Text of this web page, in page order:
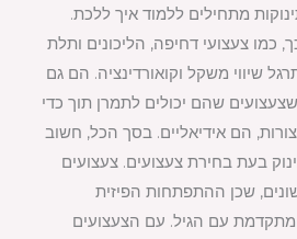
מתחילים ללמוד איך ללכת.
כמו צעצועי דחיפה, הליכונים ותלת
שיווי משקל וקואורדינציה. הם גם
שהם יכולים לתמרן תוך כדי
צורות, הם אידיאליים. בסך הכל, חשוב
בעת בחירת צעצועים. צעצועים
שכן ההתפתחות הפיזית
מתקדמת עם הגיל. עם הצעצועים